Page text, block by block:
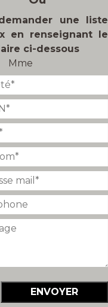
une liste
en renseignant le
ci-dessous
Mme
ENVOYER